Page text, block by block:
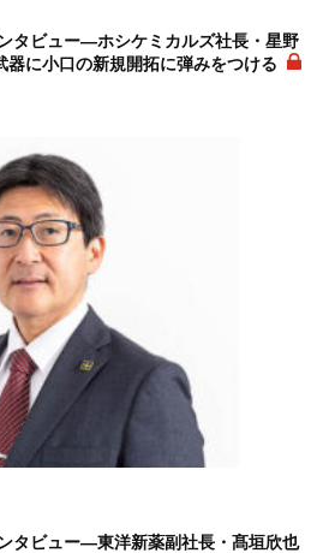
タビュー―ホシケミカルズ社長・星野
に小口の新規開拓に弾みをつける
タビュー―東洋新薬副社長・髙垣欣也